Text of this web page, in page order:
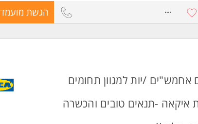
אזור חדרה והסביבה + ואדי ערה
קודם! המשרה מיועדת לנשים ולגברים כאחד.
הגשת
אחמש"ים /יות למגוון תחומים
איקאה -תנאים טובים והכשרה